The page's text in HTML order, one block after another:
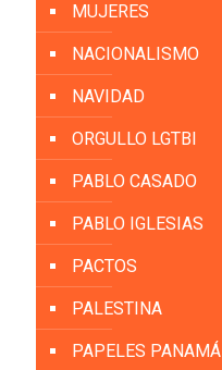
MUJERES
NACIONALISMO
NAVIDAD
ORGULLO LGTBI
PABLO CASADO
PABLO IGLESIAS
PACTOS
PALESTINA
PAPELES PANAMÁ